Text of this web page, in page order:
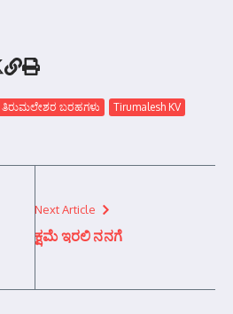
ತಿರುಮಲೇಶರ ಬರಹಗಳು Tirumalesh KV
Next Article
ಕ್ಷಮೆ ಇರಲಿ ನನಗೆ